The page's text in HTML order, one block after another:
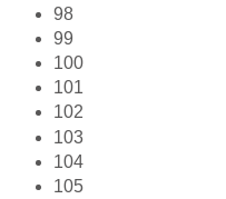
98
99
100
101
102
103
104
105